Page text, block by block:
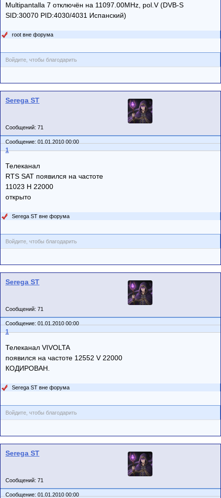
Multipantalla 7 отключён на 11097.00MHz, pol.V (DVB-S
SID:30070 PID:4030/4031 Испанский)
root вне форума
Войдите, чтобы благодарить
Serega ST
Сообщений: 71
Сообщение: 01.01.2010 00:00
1
Телеканал
RTS SAT появился на частоте
11023 Н 22000
открыто
Serega ST вне форума
Войдите, чтобы благодарить
Serega ST
Сообщений: 71
Сообщение: 01.01.2010 00:00
1
Телеканал VIVOLTA
появился на частоте 12552 V 22000
КОДИРОВАН.
Serega ST вне форума
Войдите, чтобы благодарить
Serega ST
Сообщений: 71
Сообщение: 01.01.2010 00:00